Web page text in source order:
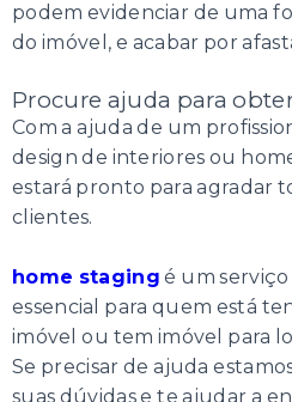
podem evidenciar de uma
do imóvel, e acabar por
Procure ajuda para
Com a ajuda de um
design de interiores ou
estará pronto para agradar
clientes.
home staging é um
essencial para quem está
imóvel ou tem imóvel para
Se precisar de ajuda
suas dúvidas e te ajudar a